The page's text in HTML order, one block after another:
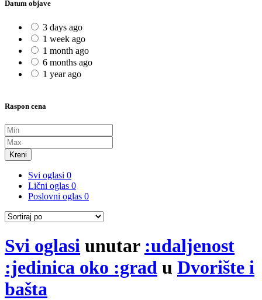
Datum objave
3 days ago
1 week ago
1 month ago
6 months ago
1 year ago
Raspon cena
Kreni
Svi oglasi 0
Lični oglas 0
Poslovni oglas 0
Svi oglasi unutar :udaljenost
:jedinica oko :grad u Dvorište i
bašta